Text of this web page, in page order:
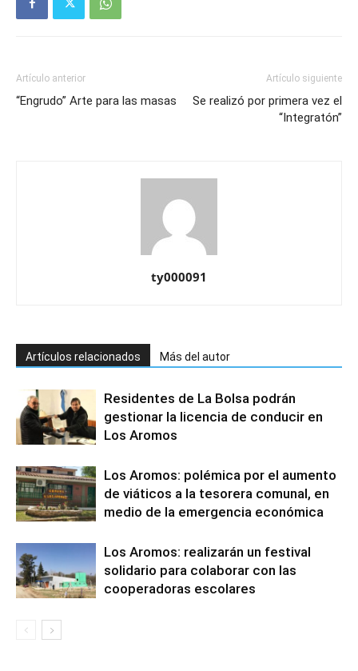
Artículo anterior
“Engrudo” Arte para las masas
Artículo siguiente
Se realizó por primera vez el
“Integratón”
ty000091
Artículos relacionados Más del autor
Residentes de La Bolsa podrán
gestionar la licencia de conducir en
Los Aromos
Los Aromos: polémica por el aumento
de viáticos a la tesorera comunal, en
medio de la emergencia económica
Los Aromos: realizarán un festival
solidario para colaborar con las
cooperadoras escolares